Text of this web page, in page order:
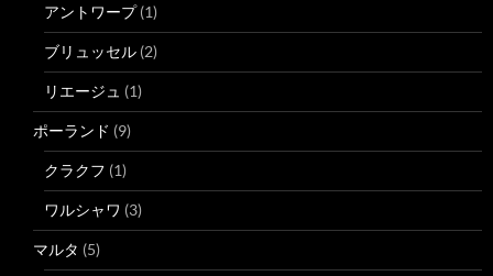
アントワープ(1)
ブリュッセル (2)
リエージュ (1)
ポーランド (9)
クラクフ (1)
ワルシャワ (3)
マルタ (5)